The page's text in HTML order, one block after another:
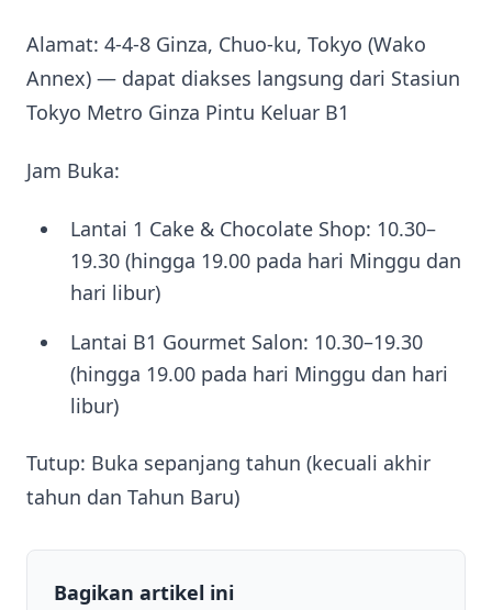
Alamat: 4-4-8 Ginza, Chuo-ku, Tokyo (Wako
Annex) — dapat diakses langsung dari Stasiun
Tokyo Metro Ginza Pintu Keluar B1
Jam Buka:
Lantai 1 Cake & Chocolate Shop: 10.30–
19.30 (hingga 19.00 pada hari Minggu dan
hari libur)
Lantai B1 Gourmet Salon: 10.30–19.30
(hingga 19.00 pada hari Minggu dan hari
libur)
Tutup: Buka sepanjang tahun (kecuali akhir
tahun dan Tahun Baru)
Bagikan artikel ini